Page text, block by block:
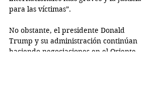
para las víctimas”.
No obstante, el presidente Donald
Trump y su administración continúan
haciendo negociaciones en el Oriente